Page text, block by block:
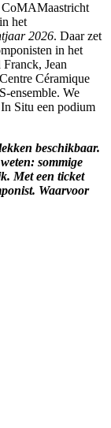
CoMAMaastricht
het
2026. Daar zet
in het
Jean
Céramique
ensemble. We
Situ een podium
beschikbaar.
sommige
Met een ticket
Waarvoor